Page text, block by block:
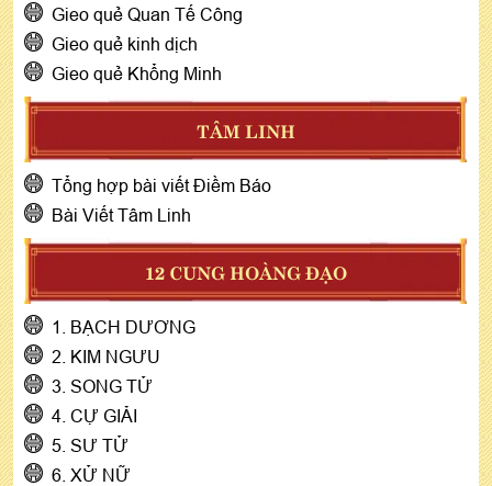
Gieo quẻ Quan Tế Công
Gieo quẻ kinh dịch
Gieo quẻ Khổng Minh
TÂM LINH
Tổng hợp bài viết Điềm Báo
Bài Viết Tâm Linh
12 CUNG HOÀNG ĐẠO
1. BẠCH DƯƠNG
2. KIM NGƯU
3. SONG TỬ
4. CỰ GIẢI
5. SƯ TỬ
6. XỬ NỮ